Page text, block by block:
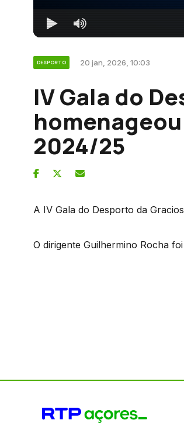
DESPORTO 20 jan, 2026, 10:03
IV Gala do
2024/25
A IV Gala do Desporto da
O dirigente Guilhermino Rocha